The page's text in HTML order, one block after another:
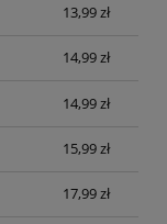
13,99 zł
14,99 zł
14,99 zł
15,99 zł
17,99 zł